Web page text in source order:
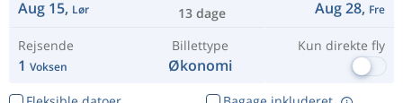
Aug 15, Lør 13 dage Aug 28, Fre
Rejsende
1 Voksen
Billettype
Økonomi
Kun direkte fly